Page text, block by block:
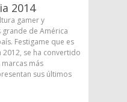
2014
gamer y
de América
Festigame que es
2012, se ha convertido
más
sus últimos